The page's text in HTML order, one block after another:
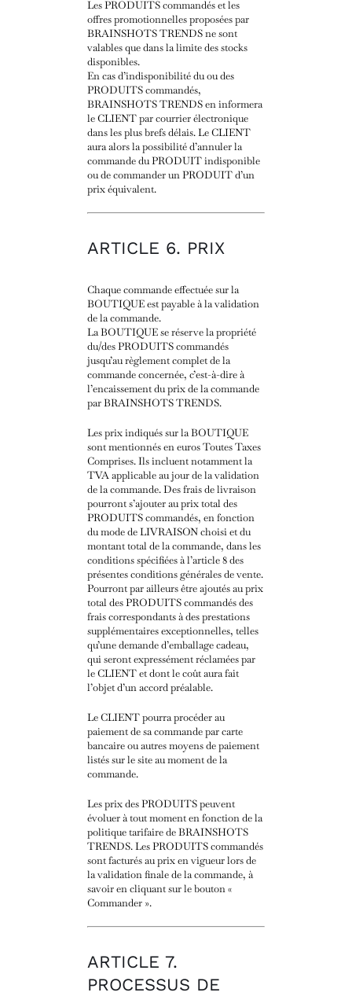
Les PRODUITS commandés et les
offres promotionnelles proposées par
BRAINSHOTS TRENDS ne sont
valables que dans la limite des stocks
disponibles.
En cas d’indisponibilité du ou des
PRODUITS commandés,
BRAINSHOTS TRENDS en informera
le CLIENT par courrier électronique
dans les plus brefs délais. Le CLIENT
aura alors la possibilité d’annuler la
commande du PRODUIT indisponible
ou de commander un PRODUIT d’un
prix équivalent.
ARTICLE 6. PRIX
Chaque commande effectuée sur la
BOUTIQUE est payable à la validation
de la commande.
La BOUTIQUE se réserve la propriété
du/des PRODUITS commandés
jusqu’au règlement complet de la
commande concernée, c’est-à-dire à
l’encaissement du prix de la commande
par BRAINSHOTS TRENDS.
Les prix indiqués sur la BOUTIQUE
sont mentionnés en euros Toutes Taxes
Comprises. Ils incluent notamment la
TVA applicable au jour de la validation
de la commande.Des frais de livraison
pourront s’ajouter au prix total des
PRODUITS commandés, en fonction
du mode de LIVRAISON choisi et du
montant total de la commande, dans les
conditions spécifiées à l’article 8 des
présentes conditions générales de vente.
Pourront par ailleurs être ajoutés au prix
total des PRODUITS commandés des
frais correspondants à des prestations
supplémentaires exceptionnelles, telles
qu’une demande d’emballage cadeau,
qui seront expressément réclamées par
le CLIENT et dont le coût aura fait
l’objet d’un accord préalable.
Le CLIENT pourra procéder au
paiement de sa commande par carte
bancaire ou autres moyens de paiement
listés sur le site au moment de la
commande.
Les prix des PRODUITS peuvent
évoluer à tout moment en fonction de la
politique tarifaire de BRAINSHOTS
TRENDS. Les PRODUITS commandés
sont facturés au prix en vigueur lors de
la validation finale de la commande, à
savoir en cliquant sur le bouton «
Commander ».
ARTICLE 7.
PROCESSUS DE